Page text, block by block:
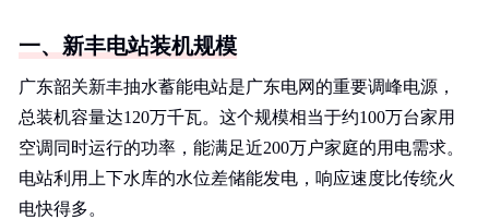
一、新丰电站装机规模
广东韶关新丰抽水蓄能电站是广东电网的重要调峰电源，
总装机容量达120万千瓦。这个规模相当于约100万台家用
空调同时运行的功率，能满足近200万户家庭的用电需求。
电站利用上下水库的水位差储能发电，响应速度比传统火
电快得多。